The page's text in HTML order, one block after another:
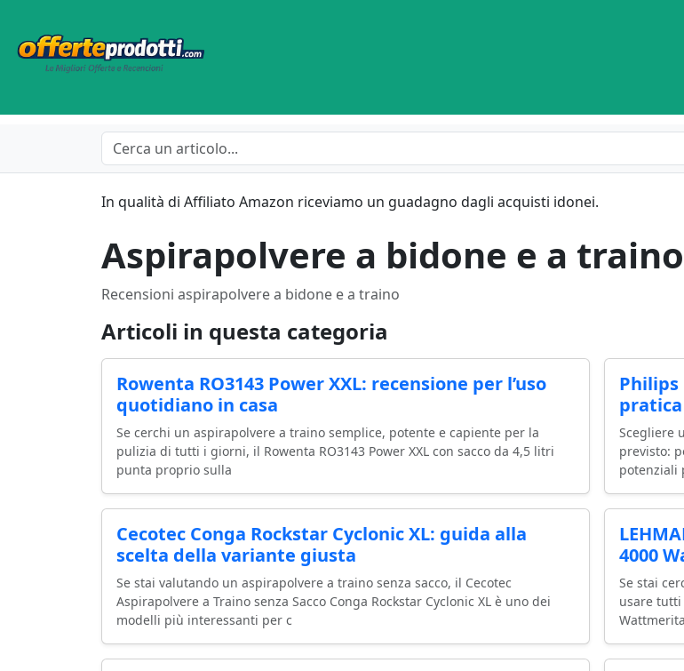
In qualità di Affiliato Amazon riceviamo un guadagno dagli acquisti idonei.
Aspirapolvere a bidone e a traino
Recensioni aspirapolvere a bidone e a traino
Articoli in questa categoria
Rowenta RO3143 Power XXL: recensione per l’uso
quotidiano in casa
Se cerchi un aspirapolvere a traino semplice, potente e capiente per la
pulizia di tutti i giorni, il Rowenta RO3143 Power XXL con sacco da 4,5 litri
punta proprio sulla
Philips
Scegliere
previsto:
potenziali
Cecotec Conga Rockstar Cyclonic XL: guida alla
scelta della variante giusta
Se stai valutando un aspirapolvere a traino senza sacco, il Cecotec
Aspirapolvere a Traino senza Sacco Conga Rockstar Cyclonic XL è uno dei
modelli più interessanti per c
4000
Se stai
usare tutti